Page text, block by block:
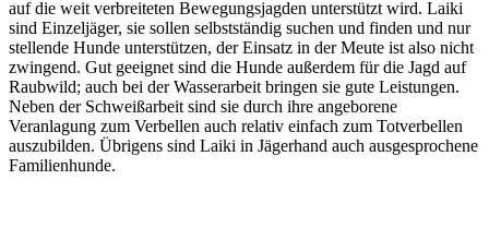
auf die weit verbreiteten Bewegungsjagden unterstützt wird. Laiki
sind Einzeljäger, sie sollen selbstständig suchen und finden und nur
stellende Hunde unterstützen, der Einsatz in der Meute ist also nicht
zwingend. Gut geeignet sind die Hunde außerdem für die Jagd auf
Raubwild; auch bei der Wasserarbeit bringen sie gute Leistungen.
Neben der Schweißarbeit sind sie durch ihre angeborene
Veranlagung zum Verbellen auch relativ einfach zum Totverbellen
auszubilden. Übrigens sind Laiki in Jägerhand auch ausgesprochene
Familienhunde.